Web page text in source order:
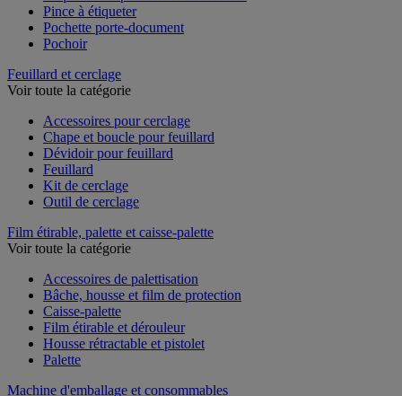
Pince à étiqueter
Pochette porte-document
Pochoir
Feuillard et cerclage
Voir toute la catégorie
Accessoires pour cerclage
Chape et boucle pour feuillard
Dévidoir pour feuillard
Feuillard
Kit de cerclage
Outil de cerclage
Film étirable, palette et caisse-palette
Voir toute la catégorie
Accessoires de palettisation
Bâche, housse et film de protection
Caisse-palette
Film étirable et dérouleur
Housse rétractable et pistolet
Palette
Machine d'emballage et consommables